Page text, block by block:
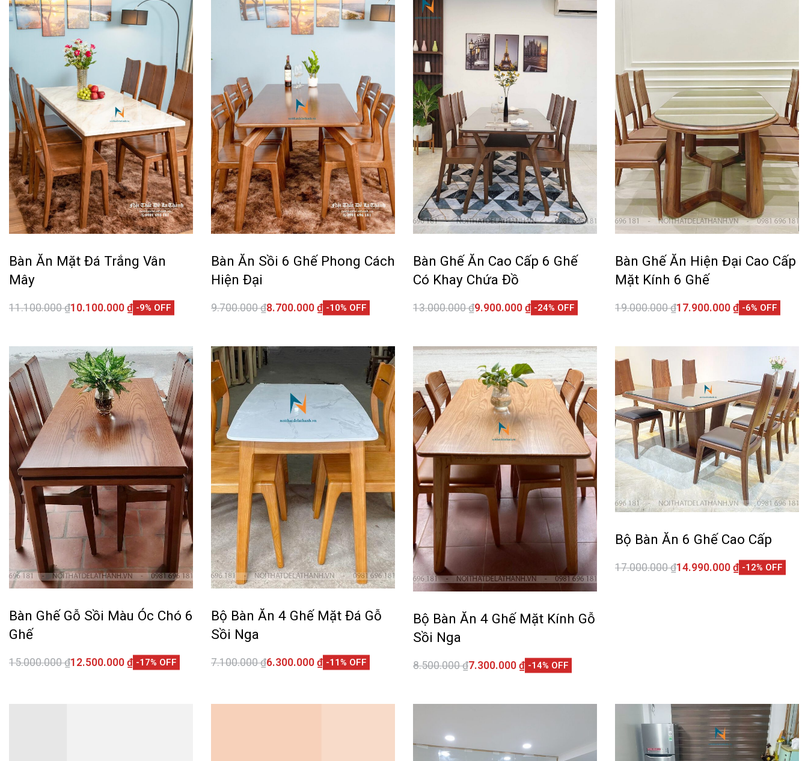
Bàn Ăn Mặt Đá Trắng Vân
Mây
11.100.000₫10.100.000 ₫ -9% OFF
Bàn Ăn Sồi 6 Ghế Phong Cách
Hiện Đại
9.700.000₫8.700.000 ₫ -10% OFF
Bàn Ghế Ăn Cao Cấp 6 Ghế
Có Khay Chứa Đồ
13.000.000₫9.900.000 ₫ -24% OFF
Bàn Ghế Ăn Hiện Đại Cao Cấp
Mặt Kính 6 Ghế
19.000.000₫17.900.000 ₫ -6% OFF
Bàn Ghế Gỗ Sồi Màu Óc Chó 6
Ghế
15.000.000₫12.500.000 ₫ -17% OFF
Bộ Bàn Ăn 4 Ghế Mặt Đá Gỗ
Sồi Nga
7.100.000₫6.300.000 ₫ -11% OFF
Bộ Bàn Ăn 4 Ghế Mặt Kính Gỗ
Sồi Nga
8.500.000₫7.300.000 ₫ -14% OFF
Bộ Bàn Ăn 6 Ghế Cao Cấp
17.000.000₫14.990.000 ₫ -12% OFF